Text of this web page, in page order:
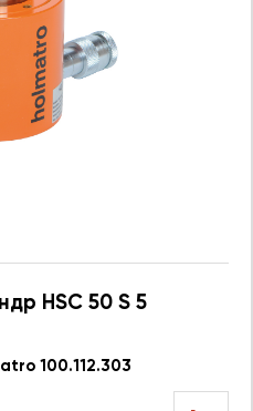
HSC 50 S 5
100.112.303